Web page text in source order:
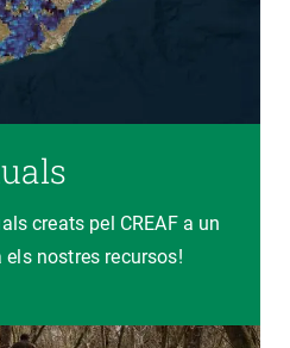
creats pel CREAF a un
nostres recursos!